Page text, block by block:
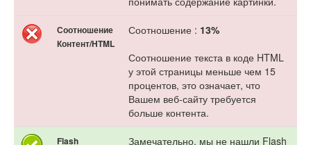
Соотношение
Контент/HTML
Соотношение : 13%
Соотношение текста в коде HTML
у этой страницы меньше чем 15
процентов, это означает, что
Вашем веб-сайту требуется
больше контента.
Flash
Замечательно, мы не нашли Flash